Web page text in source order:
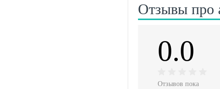
Отзывы про
0.0
Отзывов пока